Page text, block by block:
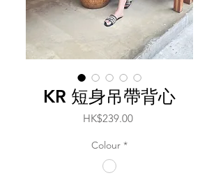
KR 短身吊帶背心
HK$239.00價
Colour *